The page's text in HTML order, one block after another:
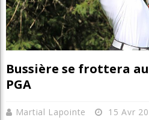
Bussière se frottera
PGA
Martial Lapointe 15 Avr